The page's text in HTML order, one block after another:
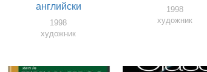
английски
1998
художник
1998
художник